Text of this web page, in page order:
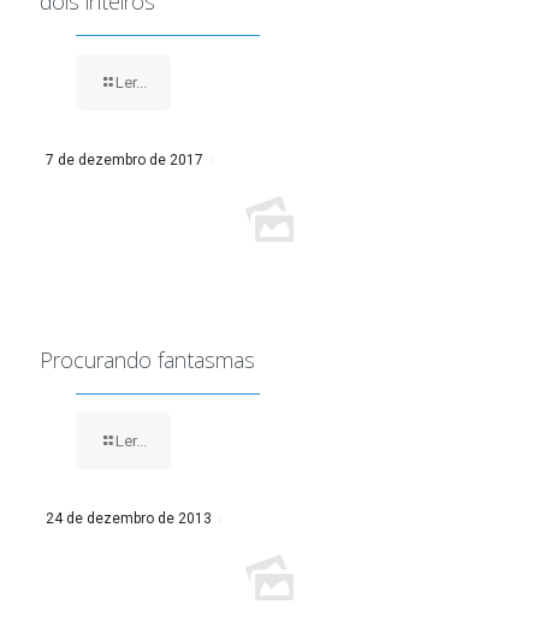
Ler...
7 de dezembro de 2017
Procurando fantasmas
Ler...
24 de dezembro de 2013